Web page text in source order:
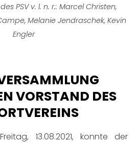
PSV v. l. n. r.: Marcel Christen,
Melanie Jendraschek, Kevin
Engler
VORSTAND DES
13.08.2021, konnte der